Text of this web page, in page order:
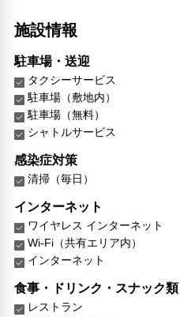
施設情報
駐車場・送迎
タクシーサービス
駐車場（敷地内）
駐車場（無料）
シャトルサービス
感染症対策
清掃（毎日）
インターネット
ワイヤレス インターネット
Wi-Fi（共有エリア内）
インターネット
食事・ドリンク・スナック類
レストラン